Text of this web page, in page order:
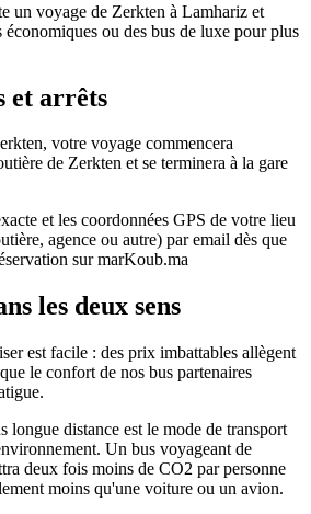
un voyage de Zerkten à Lamhariz et
ou des bus de luxe pour plus
et arrêts
votre voyage commencera
de Zerkten et se terminera à la gare
et les coordonnées GPS de votre lieu
agence ou autre) par email dès que
sur marKoub.ma
les deux sens
est facile : des prix imbattables allègent
le confort de nos bus partenaires
longue distance est le mode de transport
Un bus voyageant de
deux fois moins de CO2 par personne
moins qu'une voiture ou un avion.